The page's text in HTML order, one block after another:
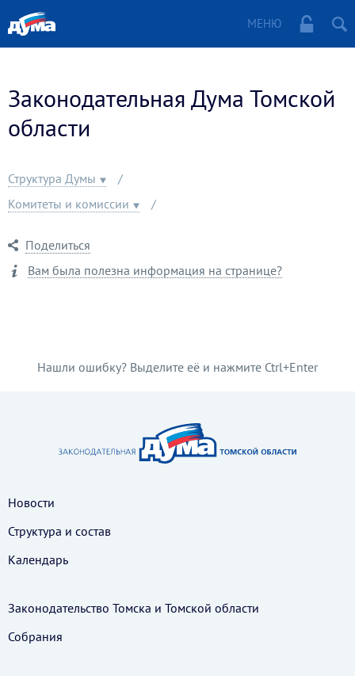
МЕНЮ
Законодательная Дума Томской
области
Структура Думы
Комитеты и комиссии
Поделиться
Вам была полезна информация на странице?
Нашли ошибку? Выделите её и нажмите Ctrl+Enter
Новости
Структура и состав
Календарь
Законодательство Томска и Томской области
Собрания